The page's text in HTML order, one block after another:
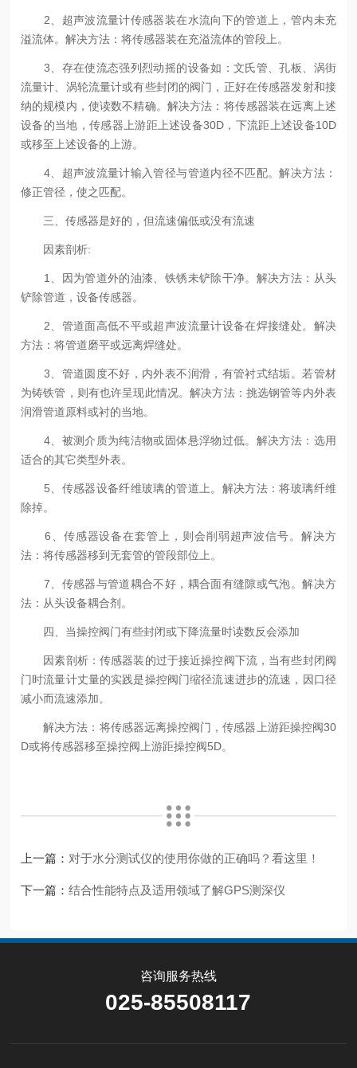
2、超声波流量计传感器装在水流向下的管道上，管内未充
溢流体。解决方法：将传感器装在充溢流体的管段上。
3、存在使流态强列烈动摇的设备如：文氏管、孔板、涡街
流量计、涡轮流量计或有些封闭的阀门，正好在传感器发射和接
纳的规模内，使读数不精确。解决方法：将传感器装在远离上述
设备的当地，传感器上游距上述设备30D，下流距上述设备10D
或移至上述设备的上游。
4、超声波流量计输入管径与管道内径不匹配。解决方法：
修正管径，使之匹配。
三、传感器是好的，但流速偏低或没有流速
因素剖析:
1、因为管道外的油漆、铁锈未铲除干净。解决方法：从头
铲除管道，设备传感器。
2、管道面高低不平或超声波流量计设备在焊接缝处。解决
方法：将管道磨平或远离焊缝处。
3、管道圆度不好，内外表不润滑，有管衬式结垢。若管材
为铸铁管，则有也许呈现此情况。解决方法：挑选钢管等内外表
润滑管道原料或衬的当地。
4、被测介质为纯洁物或固体悬浮物过低。解决方法：选用
适合的其它类型外表。
5、传感器设备纤维玻璃的管道上。解决方法：将玻璃纤维
除掉。
6、传感器设备在套管上，则会削弱超声波信号。解决方
法：将传感器移到无套管的管段部位上。
7、传感器与管道耦合不好，耦合面有缝隙或气泡。解决方
法：从头设备耦合剂。
四、当操控阀门有些封闭或下降流量时读数反会添加
因素剖析：传感器装的过于接近操控阀下流，当有些封闭阀
门时流量计丈量的实践是操控阀门缩径流速进步的流速，因口径
减小而流速添加。
解决方法：将传感器远离操控阀门，传感器上游距操控阀30
D或将传感器移至操控阀上游距操控阀5D。
上一篇： 对于水分测试仪的使用你做的正确吗？看这里！
下一篇：结合性能特点及适用领域了解GPS测深仪
咨询服务热线
025-85508117